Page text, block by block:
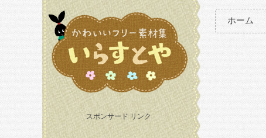
スポンサード リンク
ホーム